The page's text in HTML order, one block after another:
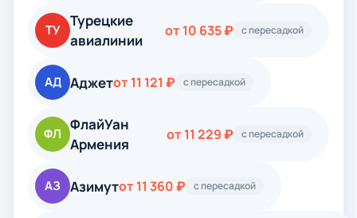
ТУ
Турецкие
авиалинии
от 10 635 ₽ с пересадкой
АД Аджетот 11 121 ₽ с пересадкой
ФЛ
ФлайУан
Армения
от 11 229 ₽ с пересадкой
АЗ Азимутот 11 360 ₽ с пересадкой